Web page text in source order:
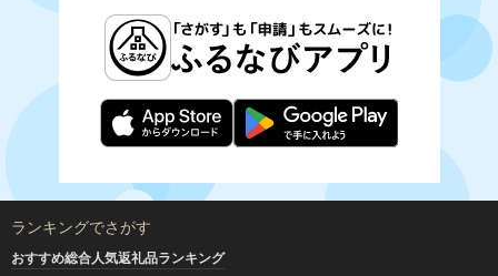
ランキングでさがす
おすすめ総合人気返礼品ランキング